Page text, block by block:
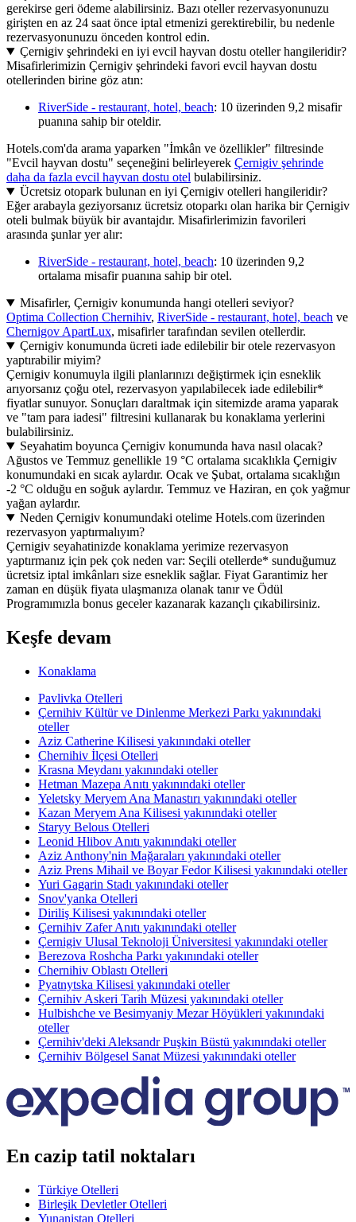
gerekirse geri ödeme alabilirsiniz. Bazı oteller rezervasyonunuzu
girişten en az 24 saat önce iptal etmenizi gerektirebilir, bu nedenle
rezervasyonunuzu önceden kontrol edin.
Çernigiv şehrindeki en iyi evcil hayvan dostu oteller hangileridir?
Misafirlerimizin Çernigiv şehrindeki favori evcil hayvan dostu
otellerinden birine göz atın:
RiverSide - restaurant, hotel, beach: 10 üzerinden 9,2 misafir
puanına sahip bir oteldir.
Hotels.com'da arama yaparken "İmkân ve özellikler" filtresinde
"Evcil hayvan dostu" seçeneğini belirleyerek Çernigiv şehrinde
daha da fazla evcil hayvan dostu otel bulabilirsiniz.
Ücretsiz otopark bulunan en iyi Çernigiv otelleri hangileridir?
Eğer arabayla geziyorsanız ücretsiz otoparkı olan harika bir Çernigiv
oteli bulmak büyük bir avantajdır. Misafirlerimizin favorileri
arasında şunlar yer alır:
RiverSide - restaurant, hotel, beach: 10 üzerinden 9,2
ortalama misafir puanına sahip bir otel.
Misafirler, Çernigiv konumunda hangi otelleri seviyor?
Optima Collection Chernihiv, RiverSide - restaurant, hotel, beach ve
Chernigov ApartLux, misafirler tarafından sevilen otellerdir.
Çernigiv konumunda ücreti iade edilebilir bir otele rezervasyon
yaptırabilir miyim?
Çernigiv konumuyla ilgili planlarınızı değiştirmek için esneklik
arıyorsanız çoğu otel, rezervasyon yapılabilecek iade edilebilir*
fiyatlar sunuyor. Sonuçları daraltmak için sitemizde arama yaparak
ve "tam para iadesi" filtresini kullanarak bu konaklama yerlerini
bulabilirsiniz.
Seyahatim boyunca Çernigiv konumunda hava nasıl olacak?
Ağustos ve Temmuz genellikle 19 °C ortalama sıcaklıkla Çernigiv
konumundaki en sıcak aylardır. Ocak ve Şubat, ortalama sıcaklığın
-2 °C olduğu en soğuk aylardır. Temmuz ve Haziran, en çok yağmur
yağan aylardır.
Neden Çernigiv konumundaki otelime Hotels.com üzerinden
rezervasyon yaptırmalıyım?
Çernigiv seyahatinizde konaklama yerimize rezervasyon
yaptırmanız için pek çok neden var: Seçili otellerde* sunduğumuz
ücretsiz iptal imkânları size esneklik sağlar. Fiyat Garantimiz her
zaman en düşük fiyata ulaşmanıza olanak tanır ve Ödül
Programımızla bonus geceler kazanarak kazançlı çıkabilirsiniz.
Keşfe devam
Konaklama
Pavlivka Otelleri
Çernihiv Kültür ve Dinlenme Merkezi Parkı yakınındaki
oteller
Aziz Catherine Kilisesi yakınındaki oteller
Chernihiv İlçesi Otelleri
Krasna Meydanı yakınındaki oteller
Hetman Mazepa Anıtı yakınındaki oteller
Yeletsky Meryem Ana Manastırı yakınındaki oteller
Kazan Meryem Ana Kilisesi yakınındaki oteller
Staryy Belous Otelleri
Leonid Hlibov Anıtı yakınındaki oteller
Aziz Anthony'nin Mağaraları yakınındaki oteller
Aziz Prens Mihail ve Boyar Fedor Kilisesi yakınındaki oteller
Yuri Gagarin Stadı yakınındaki oteller
Snov'yanka Otelleri
Diriliş Kilisesi yakınındaki oteller
Çernihiv Zafer Anıtı yakınındaki oteller
Çernigiv Ulusal Teknoloji Üniversitesi yakınındaki oteller
Berezova Roshcha Parkı yakınındaki oteller
Chernihiv Oblastı Otelleri
Pyatnytska Kilisesi yakınındaki oteller
Çernihiv Askeri Tarih Müzesi yakınındaki oteller
Hulbishche ve Besimyaniy Mezar Höyükleri yakınındaki
oteller
Çernihiv'deki Aleksandr Puşkin Büstü yakınındaki oteller
Çernihiv Bölgesel Sanat Müzesi yakınındaki oteller
En cazip tatil noktaları
Türkiye Otelleri
Birleşik Devletler Otelleri
Yunanistan Otelleri